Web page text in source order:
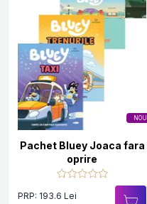
NOU
Pachet Bluey Joaca fara
oprire
PRP: 193.6 Lei